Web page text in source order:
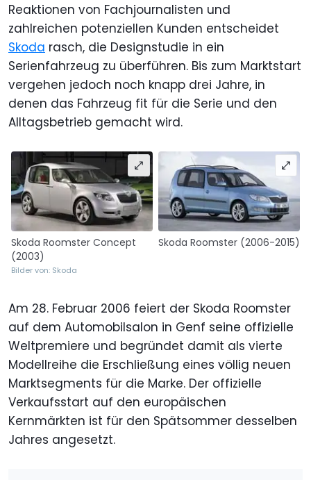
Reaktionen von Fachjournalisten und
zahlreichen potenziellen Kunden entscheidet
Skoda rasch, die Designstudie in ein
Serienfahrzeug zu überführen. Bis zum Marktstart
vergehen jedoch noch knapp drei Jahre, in
denen das Fahrzeug fit für die Serie und den
Alltagsbetrieb gemacht wird.
Skoda Roomster Concept
(2003)
Bilder von: Skoda
Skoda Roomster (2006-2015)
Am 28. Februar 2006 feiert der Skoda Roomster
auf dem Automobilsalon in Genf seine offizielle
Weltpremiere und begründet damit als vierte
Modellreihe die Erschließung eines völlig neuen
Marktsegments für die Marke. Der offizielle
Verkaufsstart auf den europäischen
Kernmärkten ist für den Spätsommer desselben
Jahres angesetzt.